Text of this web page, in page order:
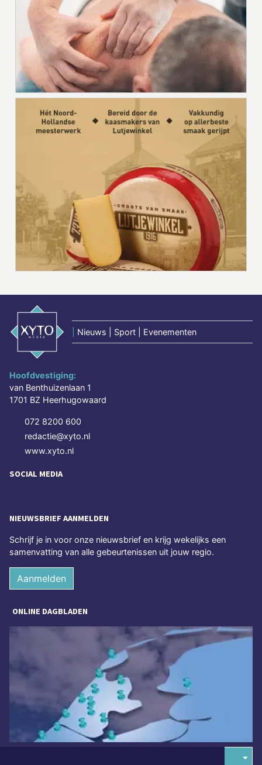
Nieuws | Sport | Evenementen
Hoofdvestiging:
van Benthuizenlaan 1
1701 BZ Heerhugowaard
072 8200 600
redactie@xyto.nl
www.xyto.nl
SOCIAL MEDIA
NIEUWSBRIEF AANMELDEN
Schrijf je in voor onze nieuwsbrief en krijg wekelijks een
samenvatting van alle gebeurtenissen uit jouw regio.
Aanmelden
ONLINE DAGBLADEN